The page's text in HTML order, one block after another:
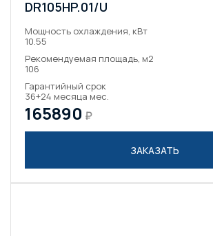
DR105HP.01/U
Мощность охлаждения, кВт
10.55
Рекомендуемая площадь, м2
106
Гарантийный срок
36+24 месяца мес.
165890 ₽
ЗАКАЗАТЬ